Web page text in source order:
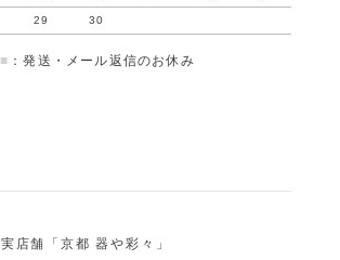
29 30
■ ：発送・メール返信のお休み
実店舗「京都 器や彩々」